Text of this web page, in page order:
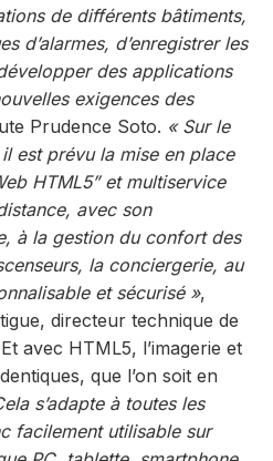
de différents bâtiments,
d’alarmes, d’enregistrer les
des applications
exigences des
Prudence Soto. « Sur le
est prévu la mise en place
HTML5” et multiservice
avec son
à la gestion du confort des
la conciergerie, au
et sécurisé »,
directeur technique de
avec HTML5, l’imagerie et
que l’on soit en
s’adapte à toutes les
facilement utilisable sur